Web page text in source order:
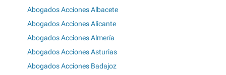
Abogados Acciones Albacete
Abogados Acciones Alicante
Abogados Acciones Almería
Abogados Acciones Asturias
Abogados Acciones Badajoz